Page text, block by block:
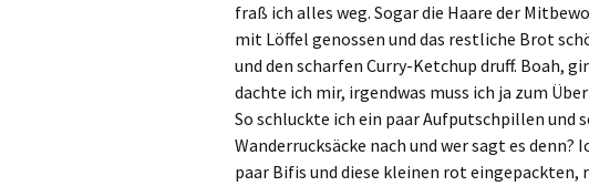
fraß ich alles weg. Sogar die Haare der
mit Löffel genossen und das restliche Brot
und den scharfen Curry-Ketchup druff. Boah,
dachte ich mir, irgendwas muss ich ja zum
So schluckte ich ein paar Aufputschpillen und
Wanderrucksäcke nach und wer sagt es denn?
paar Bifis und diese kleinen rot eingepackten,